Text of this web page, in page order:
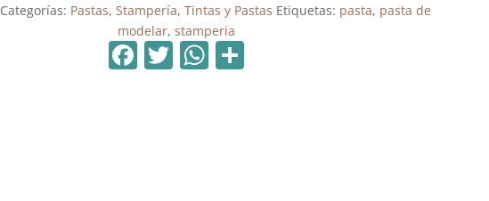
Categorías: Pastas,Stampería,Tintas y Pastas Etiquetas: pasta, pasta de
modelar,stamperia
F T W